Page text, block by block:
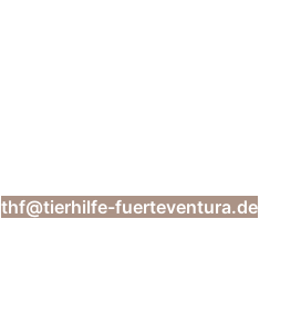
thf@tierhilfe-fuerteventura.de